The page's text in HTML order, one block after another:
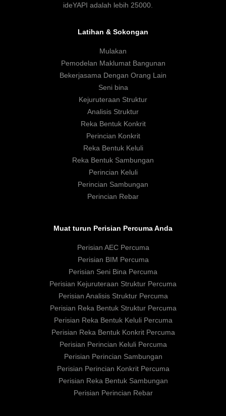
ideYAPI adalah lebih 25000.
Latihan & Sokongan
Mulakan
Pemodelan Maklumat Bangunan
Bekerjasama Dengan Orang Lain
Seni bina
Kejuruteraan Struktur
Analisis Struktur
Reka Bentuk Konkrit
Perincian Konkrit
Reka Bentuk Keluli
Reka Bentuk Sambungan
Perincian Keluli
Perincian Sambungan
Perincian Rebar
Muat turun Perisian Percuma Anda
Perisian AEC Percuma
Perisian BIM Percuma
Perisian Seni Bina Percuma
Perisian Kejuruteraan Struktur Percuma
Perisian Analisis Struktur Percuma
Perisian Reka Bentuk Struktur Percuma
Perisian Reka Bentuk Keluli Percuma
Perisian Reka Bentuk Konkrit Percuma
Perisian Perincian Keluli Percuma
Perisian Perincian Sambungan
Perisian Perincian Konkrit Percuma
Perisian Reka Bentuk Sambungan
Perisian Perincian Rebar